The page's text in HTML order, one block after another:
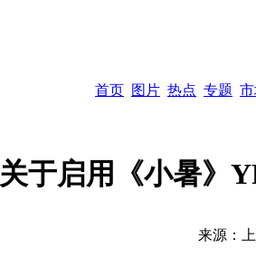
首页 图片 热点 专题
关于启用《小暑》
来源：